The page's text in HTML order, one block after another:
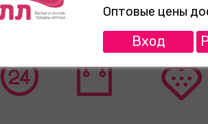
8-800-775-89-65
Оптовые цены
Вход